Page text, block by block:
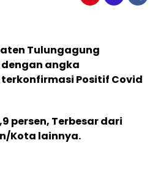
Tulungagung
angka
Positif Covid
persen, Terbesar dari
Kota lainnya.